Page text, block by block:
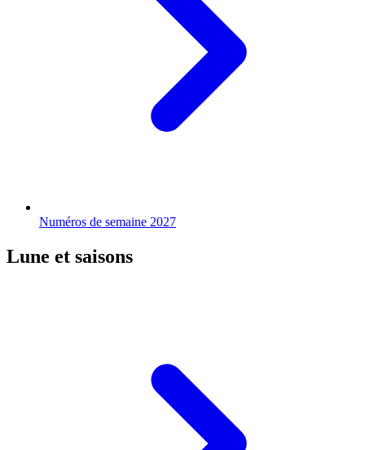
Numéros de semaine 2027
Lune et saisons